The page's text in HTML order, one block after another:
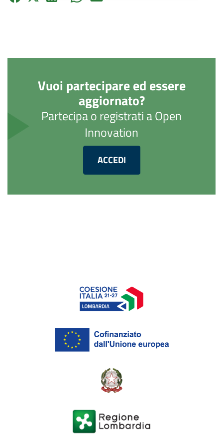
Vuoi partecipare ed essere
aggiornato?
Partecipa o registrati a Open
Innovation
ACCEDI